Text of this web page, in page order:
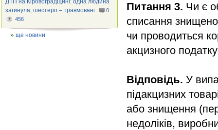
Питання 3. Чи є
списання
чи проводиться
акцизного
Відповідь. У
підакцизних
або знищення
недоліків,
ДТП на Кіровоградщині: одна людина
загинула, шестеро – травмовані
0
456
ще новини